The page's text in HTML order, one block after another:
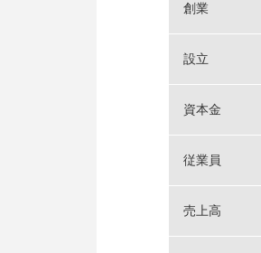
創業
設立
資本金
従業員
売上高